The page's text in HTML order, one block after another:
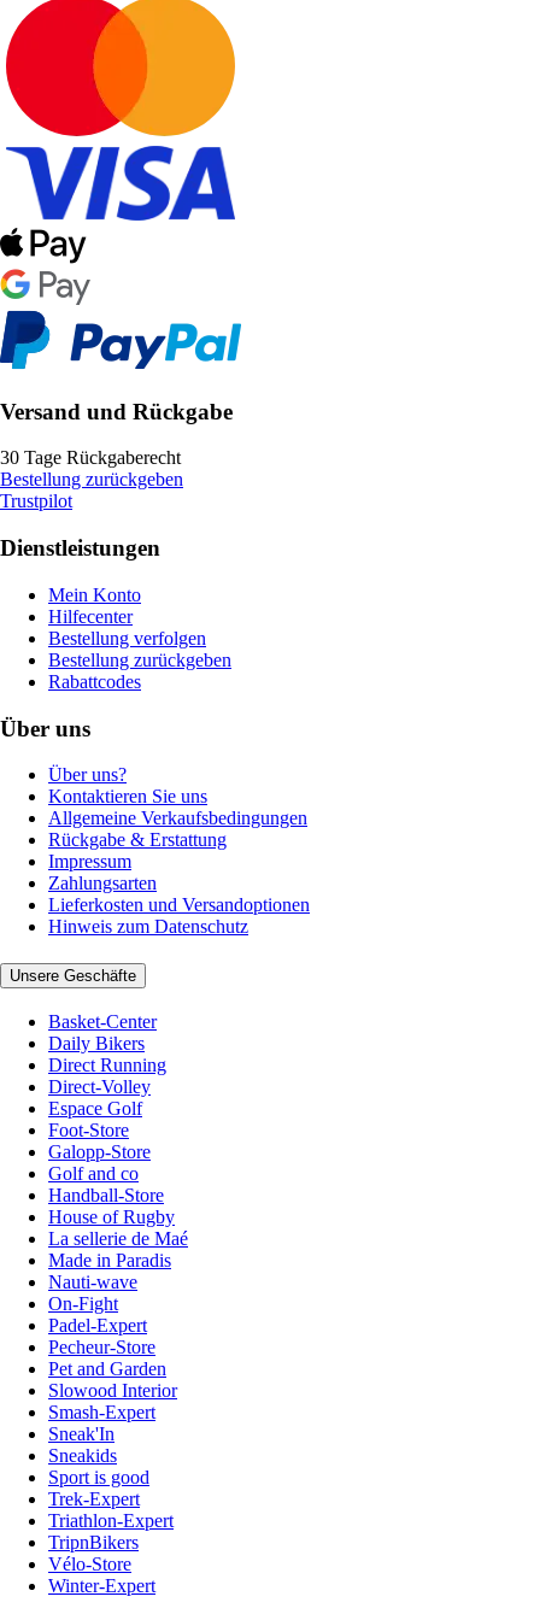
Versand und Rückgabe
30 Tage Rückgaberecht
Bestellung zurückgeben
Trustpilot
Dienstleistungen
Mein Konto
Hilfecenter
Bestellung verfolgen
Bestellung zurückgeben
Rabattcodes
Über uns
Über uns?
Kontaktieren Sie uns
Allgemeine Verkaufsbedingungen
Rückgabe & Erstattung
Impressum
Zahlungsarten
Lieferkosten und Versandoptionen
Hinweis zum Datenschutz
Unsere Geschäfte
Basket-Center
Daily Bikers
Direct Running
Direct-Volley
Espace Golf
Foot-Store
Galopp-Store
Golf and co
Handball-Store
House of Rugby
La sellerie de Maé
Made in Paradis
Nauti-wave
On-Fight
Padel-Expert
Pecheur-Store
Pet and Garden
Slowood Interior
Smash-Expert
Sneak'In
Sneakids
Sport is good
Trek-Expert
Triathlon-Expert
TripnBikers
Vélo-Store
Winter-Expert